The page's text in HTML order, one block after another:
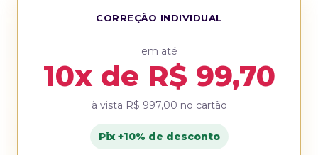
CORREÇÃO INDIVIDUAL
em até
10x de R$ 99,70
à vista R$ 997,00 no cartão
Pix +10% de desconto